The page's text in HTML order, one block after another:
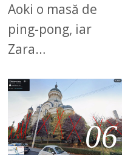
Aoki o masă de
ping-pong, iar
Zara…
06